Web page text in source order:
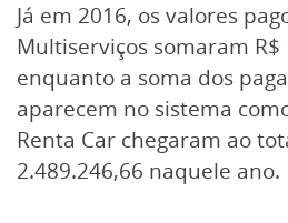
Já em 2016, os valores
Multiserviços somaram R$
enquanto a soma dos
aparecem no sistema
Renta Car chegaram ao
2.489.246,66 naquele